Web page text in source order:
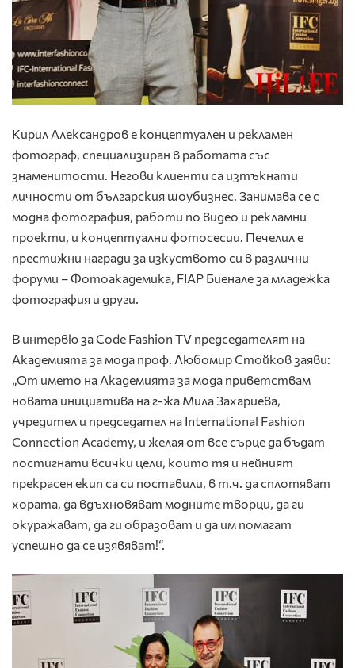
Кирил Александров е концептуален и рекламен
фотограф, специализиран в работата със
знаменитости. Негови клиенти са изтъкнати
личности от българския шоубизнес. Занимава се с
модна фотография, работи по видео и рекламни
проекти, и концептуални фотосесии. Печелил е
престижни награди за изкуството си в различни
форуми – Фотоакадемика, FIAP Биенале за младежка
фотография и други.
В интервю за Code Fashion TV председателят на
Академията за мода проф. Любомир Стойков заяви:
„От името на Академията за мода приветствам
новата инициатива на г-жа Мила Захариева,
учредител и председател на International Fashion
Connection Academy, и желая от все сърце да бъдат
постигнати всички цели, които тя и нейният
прекрасен екип са си поставили, в т.ч. да сплотяват
хората, да вдъхновяват модните творци, да ги
окуражават, да ги образоват и да им помагат
успешно да се изявяват!“.